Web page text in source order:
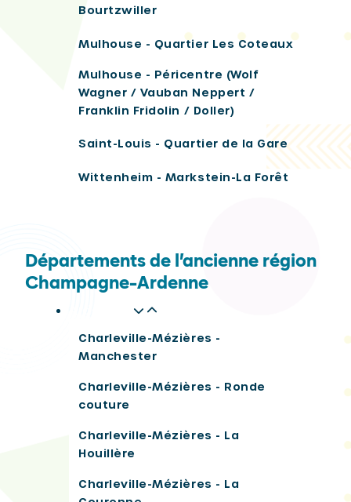
Bourtzwiller
Mulhouse - Quartier Les Coteaux
Mulhouse - Péricentre (Wolf
Wagner / Vauban Neppert /
Franklin Fridolin / Doller)
Saint-Louis - Quartier de la Gare
Wittenheim - Markstein-La Forêt
Départements de l’ancienne région
Champagne-Ardenne
Charleville-Mézières -
Manchester
Charleville-Mézières - Ronde
couture
Charleville-Mézières - La
Houillère
Charleville-Mézières - La